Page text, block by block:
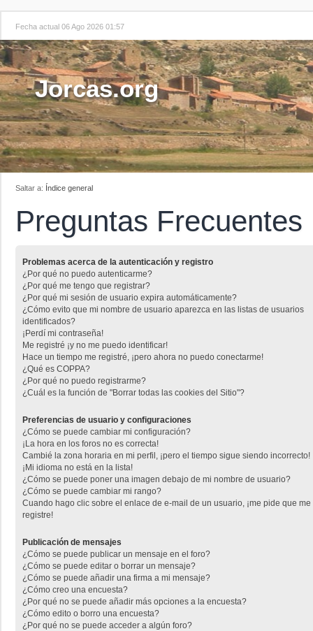
Fecha actual 06 Ago 2026 01:57
Jorcas.org
Saltar a: Índice general
Preguntas Frecuentes
Problemas acerca de la autenticación y registro
¿Por qué no puedo autenticarme?
¿Por qué me tengo que registrar?
¿Por qué mi sesión de usuario expira automáticamente?
¿Cómo evito que mi nombre de usuario aparezca en las listas de usuarios
identificados?
¡Perdí mi contraseña!
Me registré ¡y no me puedo identificar!
Hace un tiempo me registré, ¡pero ahora no puedo conectarme!
¿Qué es COPPA?
¿Por qué no puedo registrarme?
¿Cuál es la función de "Borrar todas las cookies del Sitio"?
Preferencias de usuario y configuraciones
¿Cómo se puede cambiar mi configuración?
¡La hora en los foros no es correcta!
Cambié la zona horaria en mi perfil, ¡pero el tiempo sigue siendo incorrecto!
¡Mi idioma no está en la lista!
¿Cómo se puede poner una imagen debajo de mi nombre de usuario?
¿Cómo se puede cambiar mi rango?
Cuando hago clic sobre el enlace de e-mail de un usuario, ¡me pide que me
registre!
Publicación de mensajes
¿Cómo se puede publicar un mensaje en el foro?
¿Cómo se puede editar o borrar un mensaje?
¿Cómo se puede añadir una firma a mi mensaje?
¿Cómo creo una encuesta?
¿Por qué no se puede añadir más opciones a la encuesta?
¿Cómo edito o borro una encuesta?
¿Por qué no se puede acceder a algún foro?